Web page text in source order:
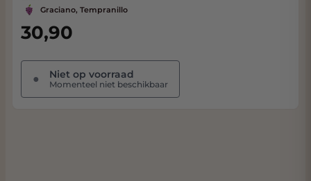
Graciano, Tempranillo
30,90
● Niet op voorraad
Momenteel niet beschikbaar